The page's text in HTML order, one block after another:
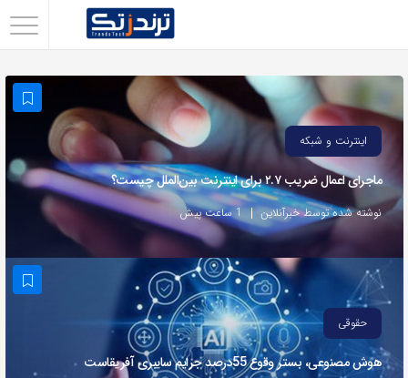
با
استفاده
روش‌های
زیر
می‌توانید
این
صفحه
دوستان
اینترنت و شبکه
ماجرای اعمال ضریب ۲.۷ برای اینترنت بین‌الملل چیست؟
نوشته شده توسط خبرآنلاین 1 ساعت پیش
حقوقی
هوش مصنوعی، بستر وقوع 55درصد جرایم سایبری آفریقاست